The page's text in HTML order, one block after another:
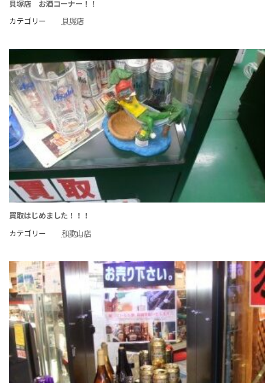
貝塚店 お酒コーナー！！
カテゴリー
貝塚店
買取はじめました！！！
カテゴリー
和歌山店